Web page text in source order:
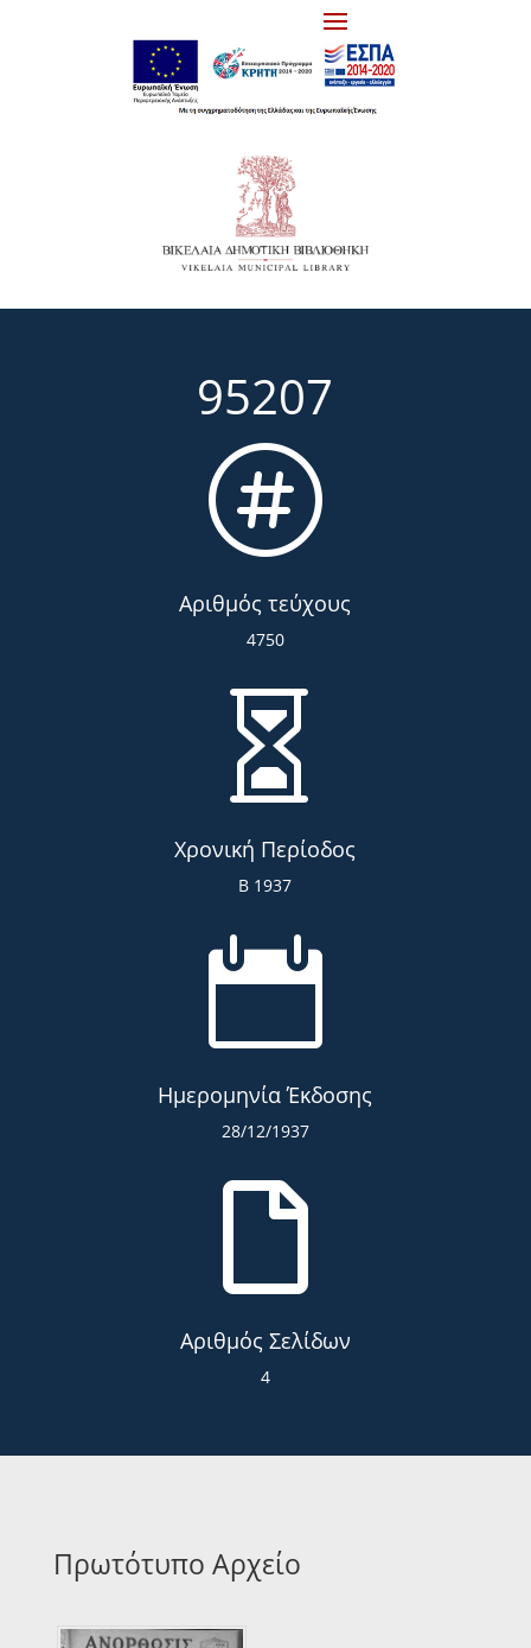
95207

Αριθμός τεύχους
4750

Χρονική Περίοδος
Β 1937

Ημερομηνία Έκδοσης
28/12/1937

Αριθμός Σελίδων
4
Πρωτότυπο Αρχείο